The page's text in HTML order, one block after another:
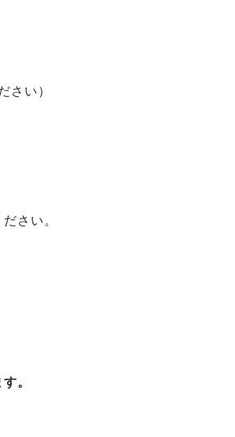
さい）
さい。
。